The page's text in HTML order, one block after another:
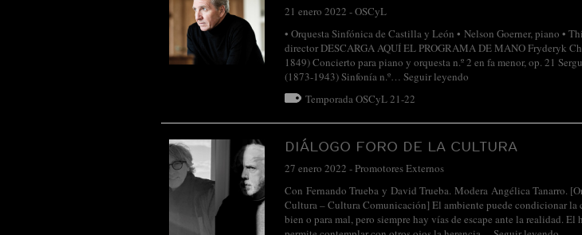
21 enero 2022 -OSCyL
• Orquesta Sinfónica de Castilla y León • Nelson Goerner, piano •
director DESCARGA AQUÍ EL PROGRAMA DE MANO Fryderyk
1849) Concierto para piano y orquesta n.º 2 en fa menor, op. 21
(1873-1943) Sinfonía n.º… Seguir leyendo
Temporada OSCyL 21-22
DIÁLOGO FORO DE LA CULTURA
27 enero 2022 -Promotores Externos
Con Fernando Trueba y David Trueba. Modera Angélica Tanarro.
Cultura – Cultura Comunicación] El ambiente puede condicionar la
bien o para mal, pero siempre hay vías de escape ante la realidad. El